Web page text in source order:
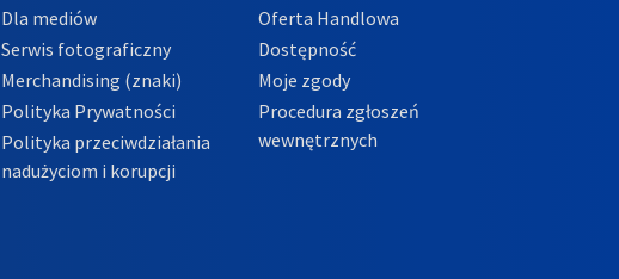
Dla mediów
Serwis fotograficzny
Merchandising (znaki)
Polityka Prywatności
Polityka przeciwdziałania
nadużyciom i korupcji
Oferta Handlowa
Dostępność
Moje zgody
Procedura zgłoszeń
wewnętrznych